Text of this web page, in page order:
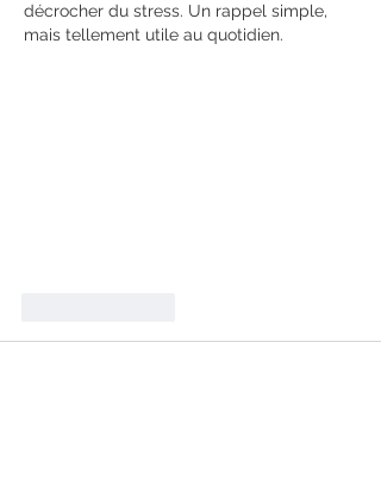
décrocher du stress. Un rappel simple,
mais tellement utile au quotidien.